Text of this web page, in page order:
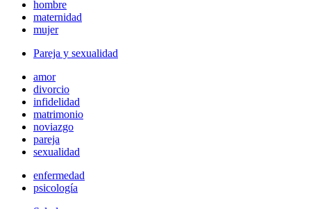
hombre
maternidad
mujer
Pareja y sexualidad
amor
divorcio
infidelidad
matrimonio
noviazgo
pareja
sexualidad
enfermedad
psicología